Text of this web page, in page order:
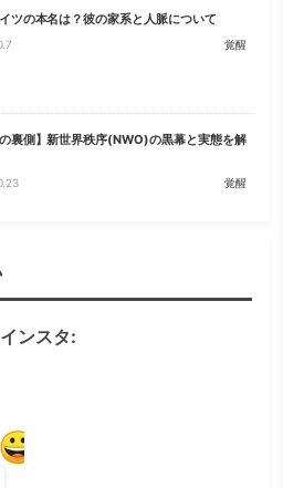
ツの本名は？彼の家系と人脈について
覚醒
の裏側】新世界秩序(NWO)の黒幕と実態を解
覚醒
ンスタ: